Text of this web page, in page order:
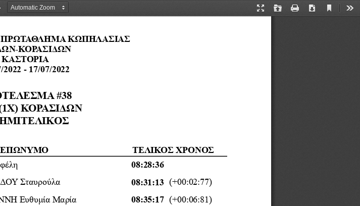
Presentation
Open Print Download
Current
Zoom
ΠΡΩΤΑΘΛΗΜΑ ΚΩΠΗΛΑΣΙΑΣ
ΚΑΣΤΟΡΙΑ
2022 - 17/07/2022
ΤΕΛΙΚΟΣ ΧΡOΝΟΣ
#38
Χ) ΚΟΡΑΣΙΔΩΝ
-ΚΟΡΑΣΙΔΩΝ
08:28:36
Σταυρούλα 08:31:13 (+00:02:77)
Ευθυμία Μαρία 08:35:17 (+00:06:81)